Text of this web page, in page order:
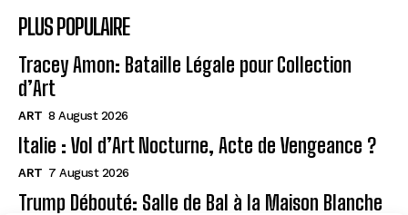
PLUS POPULAIRE
Tracey Amon: Bataille Légale pour Collection
d’Art
ART 8 August 2026
Italie : Vol d’Art Nocturne, Acte de Vengeance ?
ART 7 August 2026
Trump Débouté: Salle de Bal à la Maison Blanche